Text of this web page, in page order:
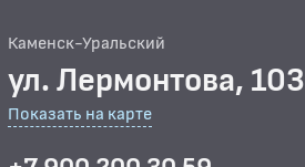
Каменск-Уральский
ул. Лермонтова, 103
Показать на карте